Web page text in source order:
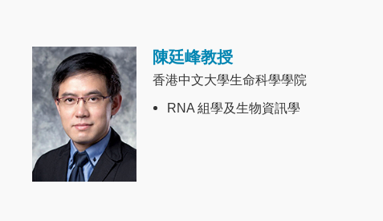
Image 陳廷峰教授
香港中文大學生命科學學院
RNA 組學及生物資訊學